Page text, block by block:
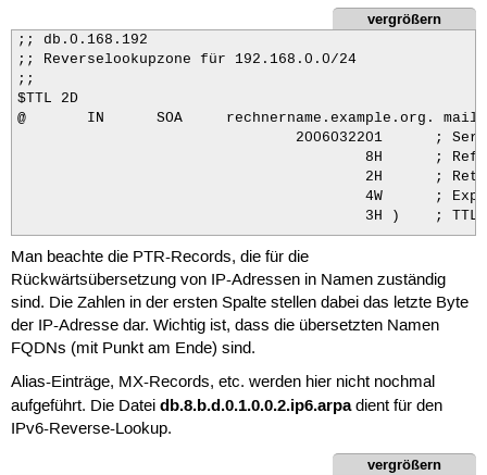
vergrößern
;; db.0.168.192
;; Reverselookupzone für 192.168.0.0/24
;;
$TTL 2D
@       IN      SOA     rechnername.example.org.
2006032201      ;
8H      ;
2H      ;
4W      ;
3H )    ; TTL
@       IN      NS      rechnername.example.org.
10      IN      PTR     rechnername.example.org.
200     IN      PTR     rechner1.example.org.
201     IN      PTR     rechner2.example.org.
Man beachte die PTR-Records, die für die
Rückwärtsübersetzung von IP-Adressen in Namen zuständig
sind. Die Zahlen in der ersten Spalte stellen dabei das letzte Byte
der IP-Adresse dar. Wichtig ist, dass die übersetzten Namen
FQDNs (mit Punkt am Ende) sind.
Alias-Einträge, MX-Records, etc. werden hier nicht nochmal
aufgeführt. Die Datei db.8.b.d.0.1.0.0.2.ip6.arpadient für den
IPv6-Reverse-Lookup.
vergrößern